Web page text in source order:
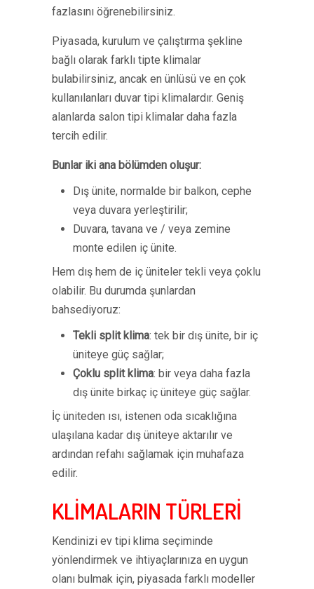
fazlasını öğrenebilirsiniz.
Piyasada, kurulum ve çalıştırma şekline
bağlı olarak farklı tipte klimalar
bulabilirsiniz, ancak en ünlüsü ve en çok
kullanılanları duvar tipi klimalardır. Geniş
alanlarda salon tipi klimalar daha fazla
tercih edilir.
Bunlar iki ana bölümden oluşur:
Dış ünite, normalde bir balkon, cephe
veya duvara yerleştirilir;
Duvara, tavana ve / veya zemine
monte edilen iç ünite.
Hem dış hem de iç üniteler tekli veya çoklu
olabilir. Bu durumda şunlardan
bahsediyoruz:
Tekli split klima: tek bir dış ünite, bir iç
üniteye güç sağlar;
Çoklu split klima: bir veya daha fazla
dış ünite birkaç iç üniteye güç sağlar.
İç üniteden ısı, istenen oda sıcaklığına
ulaşılana kadar dış üniteye aktarılır ve
ardından refahı sağlamak için muhafaza
edilir.
KLİMALARIN TÜRLERİ
Kendinizi ev tipi klima seçiminde
yönlendirmek ve ihtiyaçlarınıza en uygun
olanı bulmak için, piyasada farklı modeller